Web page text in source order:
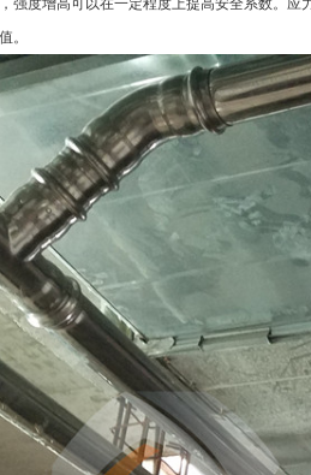
强度增高可以在一定程度上提高安全系数。应
。